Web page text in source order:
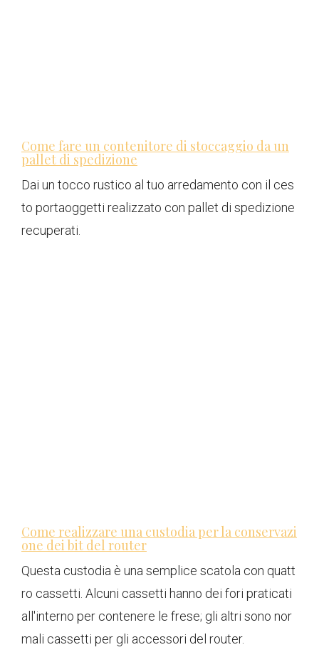
Come fare un contenitore di stoccaggio da un
pallet di spedizione
Dai un tocco rustico al tuo arredamento con il ces
to portaoggetti realizzato con pallet di spedizione
recuperati.
Come realizzare una custodia per la conservazi
one dei bit del router
Questa custodia è una semplice scatola con quatt
ro cassetti. Alcuni cassetti hanno dei fori praticati
all'interno per contenere le frese; gli altri sono nor
mali cassetti per gli accessori del router.